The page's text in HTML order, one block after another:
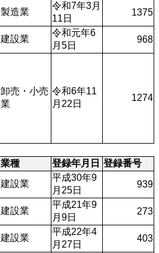
製造業
令和7年3月
11日
1375
建設業
令和元年6
月5日
968
卸売・小売
業
令和6年11
月22日
1274
業種 登録年月日 登録番号
建設業
平成30年9
月25日
939
建設業
平成21年9
月9日
273
建設業
平成22年4
月27日
403